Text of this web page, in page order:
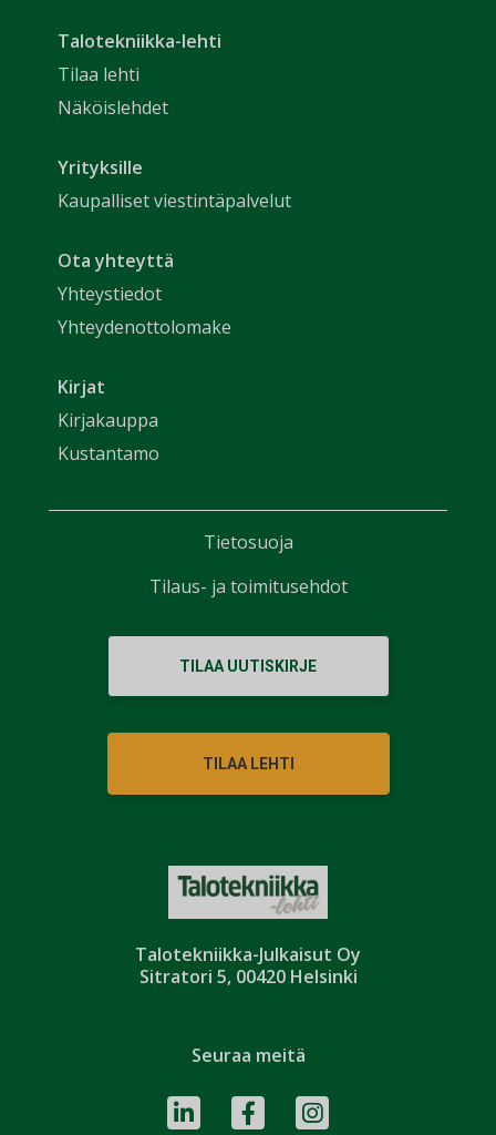
Talotekniikka-Julkaisut Oy
Sitratori 5, 00420 Helsinki
Talotekniikka-lehti
Tilaa lehti
Näköislehdet
Yrityksille
Kaupalliset viestintäpalvelut
Ota yhteyttä
Yhteystiedot
Yhteydenottolomake
Kirjat
Kirjakauppa
Kustantamo
TILAA UUTISKIRJE
TILAA LEHTI
Seuraa meitä
Tietosuoja
Tilaus- ja toimitusehdot